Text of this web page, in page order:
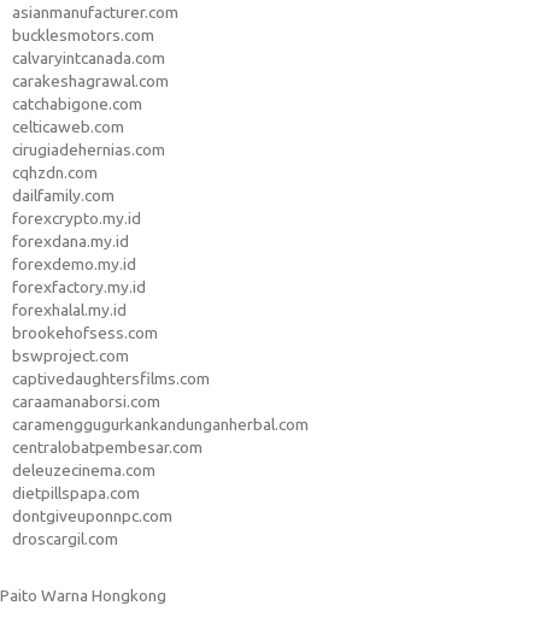
asianmanufacturer.com
bucklesmotors.com
calvaryintcanada.com
carakeshagrawal.com
catchabigone.com
celticaweb.com
cirugiadehernias.com
cqhzdn.com
dailfamily.com
forexcrypto.my.id
forexdana.my.id
forexdemo.my.id
forexfactory.my.id
forexhalal.my.id
brookehofsess.com
bswproject.com
captivedaughtersfilms.com
caraamanaborsi.com
caramenggugurkankandunganherbal.com
centralobatpembesar.com
deleuzecinema.com
dietpillspapa.com
dontgiveuponnpc.com
droscargil.com
Paito Warna Hongkong